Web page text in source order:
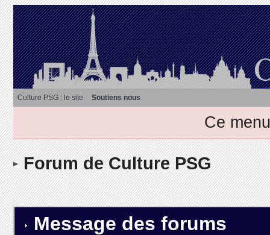
Culture PSG : le site Soutiens nous
Ce
Forum de Culture PSG
Message des forums